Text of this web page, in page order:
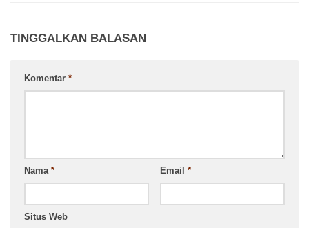
TINGGALKAN BALASAN
Komentar *
Nama * Email *
Situs Web